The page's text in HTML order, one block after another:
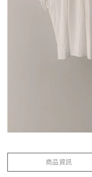
商品資訊